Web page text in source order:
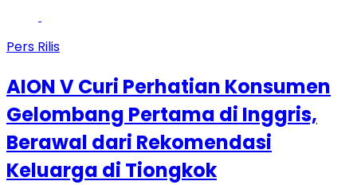
Pers Rilis
AION V Curi Perhatian Konsumen
Gelombang Pertama di Inggris,
Berawal dari Rekomendasi
Keluarga di Tiongkok